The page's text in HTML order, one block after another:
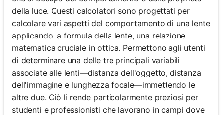
della luce. Questi calcolatori sono progettati per
calcolare vari aspetti del comportamento di una lente
applicando la formula della lente, una relazione
matematica cruciale in ottica. Permettono agli utenti
di determinare una delle tre principali variabili
associate alle lenti—distanza dell'oggetto, distanza
dell'immagine e lunghezza focale—immettendo le
altre due. Ciò li rende particolarmente preziosi per
studenti e professionisti che lavorano in campi dove